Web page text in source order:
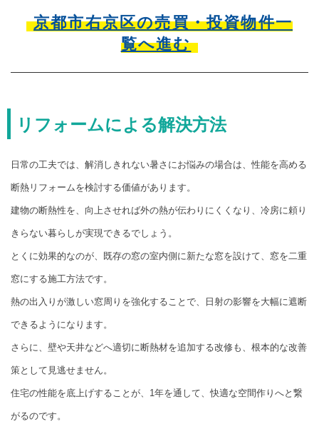
京都市右京区の売買・投資物件一
覧へ進む
リフォームによる解決方法
日常の工夫では、解消しきれない暑さにお悩みの場合は、性能を高める
断熱リフォームを検討する価値があります。
建物の断熱性を、向上させれば外の熱が伝わりにくくなり、冷房に頼り
きらない暮らしが実現できるでしょう。
とくに効果的なのが、既存の窓の室内側に新たな窓を設けて、窓を二重
窓にする施工方法です。
熱の出入りが激しい窓周りを強化することで、日射の影響を大幅に遮断
できるようになります。
さらに、壁や天井などへ適切に断熱材を追加する改修も、根本的な改善
策として見逃せません。
住宅の性能を底上げすることが、1年を通して、快適な空間作りへと繋
がるのです。